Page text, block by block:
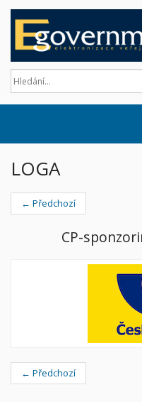
LOGA
← Předchozí
CP-
← Předchozí